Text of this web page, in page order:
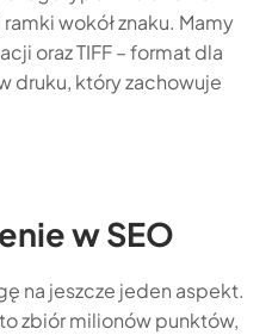
wokół znaku. Mamy
oraz TIFF – format dla
druku, który zachowuje
w SEO
na jeszcze jeden aspekt.
to zbiór milionów punktów,